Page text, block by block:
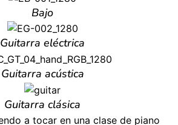
Bajo
Guitarra eléctrica
Guitarra acústica
Guitarra clásica